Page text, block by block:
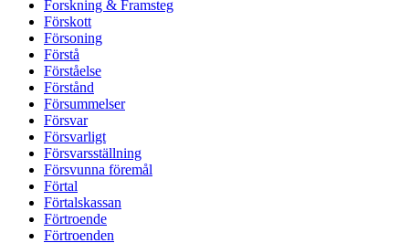
Forskning & Framsteg
Förskott
Försoning
Förstå
Förståelse
Förstånd
Försummelser
Försvar
Försvarligt
Försvarsställning
Försvunna föremål
Förtal
Förtalskassan
Förtroende
Förtroenden